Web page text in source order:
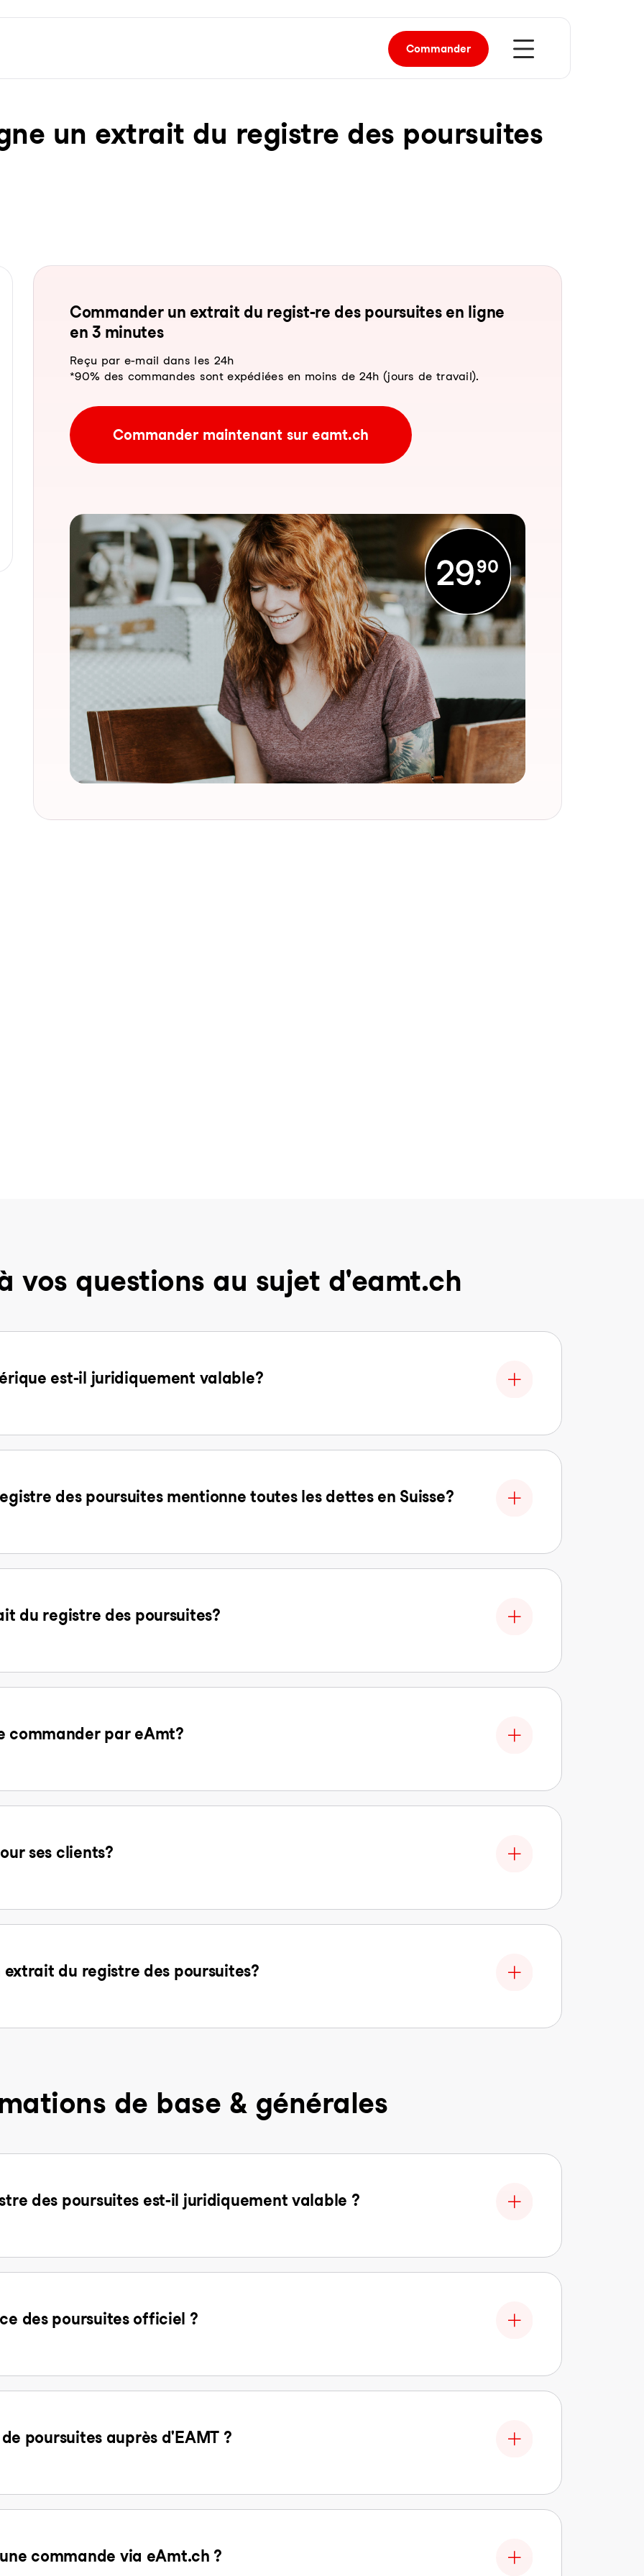
Commander
un ex­trait du re­gist­re des pour­sui­tes
Com­man­der un ex­trait du re­gist-re des pour­sui­tes en li­gne
en 3 mi­nu­tes
Reçu par e-mail dans les 24h
*90% des commandes sont expédiées en moins de 24h (jours de travail).
Commander maintenant sur eamt.ch
vos questions au sujet d'eamt.ch
est-il juridiquement valable?
des poursuites mentionne toutes les dettes en Suisse?
du registre des poursuites?
commander par eAmt?
ses clients?
du registre des poursuites?
de base & générales
des poursuites est-il juridiquement valable ?
des poursuites officiel ?
poursuites auprès d'EAMT ?
commande via eAmt.ch ?